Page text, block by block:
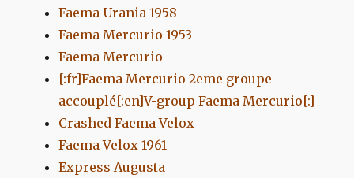
Faema Urania 1958
Faema Mercurio 1953
Faema Mercurio
[:fr]Faema Mercurio 2eme groupe
accouplé[:en]V-group Faema Mercurio[:]
Crashed Faema Velox
Faema Velox 1961
Express Augusta